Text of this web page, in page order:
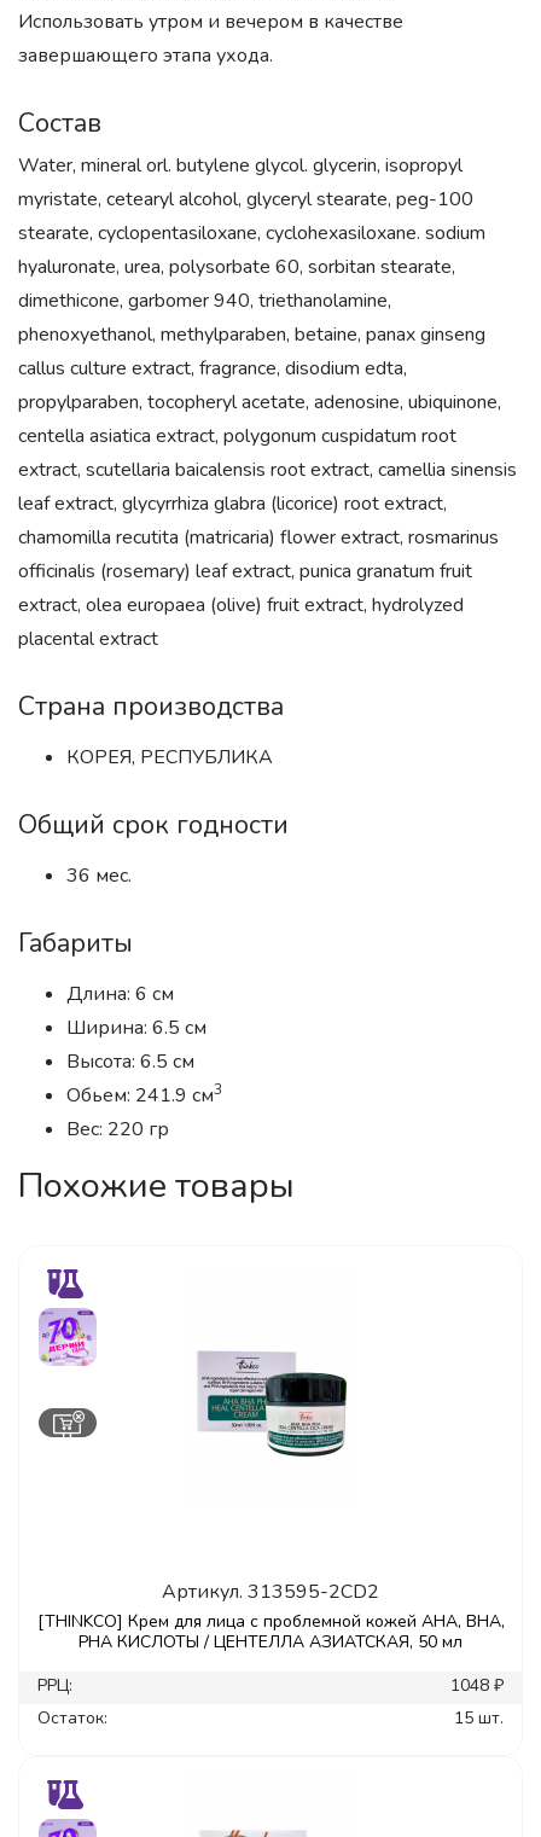
Использовать утром и вечером в качестве
завершающего этапа ухода.
Состав
Water, mineral orl. butylene glycol. glycerin, isopropyl
myristate, cetearyl alcohol, glyceryl stearate, peg-100
stearate, cyclopentasiloxane, cyclohexasiloxane. sodium
hyaluronate, urea, polysorbate 60, sorbitan stearate,
dimethicone, garbomer 940, triethanolamine,
phenoxyethanol, methylparaben, betaine, panax ginseng
callus culture extract, fragrance, disodium edta,
propylparaben, tocopheryl acetate, adenosine, ubiquinone,
centella asiatica extract, polygonum cuspidatum root
extract, scutellaria baicalensis root extract, camellia sinensis
leaf extract, glycyrrhiza glabra (licorice) root extract,
chamomilla recutita (matricaria) flower extract, rosmarinus
officinalis (rosemary) leaf extract, punica granatum fruit
extract, olea europaea (olive) fruit extract, hydrolyzed
placental extract
Страна производства
КОРЕЯ, РЕСПУБЛИКА
Общий срок годности
36 мес.
Габариты
Длина: 6 см
Ширина: 6.5 см
Высота: 6.5 см
Обьем: 241.9 см3
Вес: 220 гр
Похожие товары
Артикул. 313595-2CD2
[THINKCO] Крем для лица с проблемной кожей AHA, BHA,
PHA КИСЛОТЫ / ЦЕНТЕЛЛА АЗИАТСКАЯ, 50 мл
РРЦ:
1048 ₽
Остаток:
15 шт.